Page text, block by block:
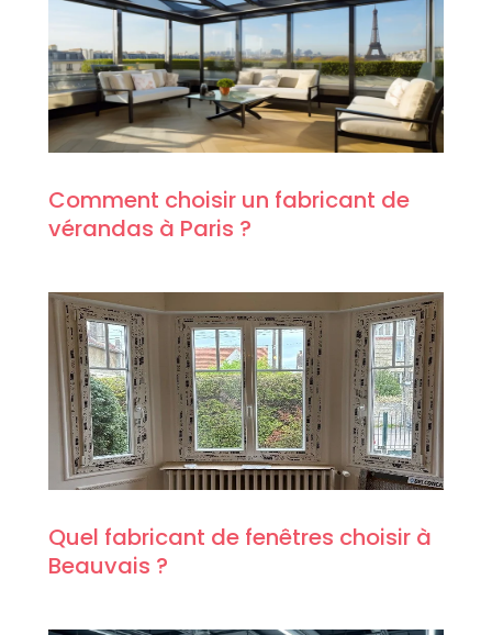
Comment choisir un fabricant de
vérandas à Paris ?
Quel fabricant de fenêtres choisir à
Beauvais ?